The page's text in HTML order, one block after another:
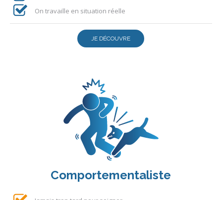
On travaille en situation réelle
JE DÉCOUVRE
Comportementaliste